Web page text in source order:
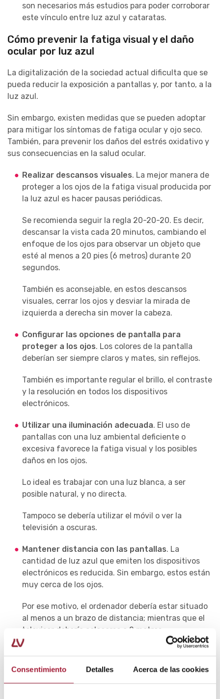
Consentimiento Detalles Acerca de las cookies
son necesarios más estudios para poder corroborar
este vínculo entre luz azul y cataratas.
Cómo prevenir la fatiga visual y el daño
ocular por luz azul
La digitalización de la sociedad actual dificulta que se
pueda reducir la exposición a pantallas y, por tanto, a la
luz azul.
Sin embargo, existen medidas que se pueden adoptar
para mitigar los síntomas de fatiga ocular y ojo seco.
También, para prevenir los daños del estrés oxidativo y
sus consecuencias en la salud ocular.
Realizar descansos visuales. La mejor manera de
proteger a los ojos de la fatiga visual producida por
la luz azul es hacer pausas periódicas.
Se recomienda seguir la regla 20-20-20. Es decir,
descansar la vista cada 20 minutos, cambiando el
enfoque de los ojos para observar un objeto que
esté al menos a 20 pies (6 metros) durante 20
segundos.
También es aconsejable, en estos descansos
visuales, cerrar los ojos y desviar la mirada de
izquierda a derecha sin mover la cabeza.
Configurar las opciones de pantalla para
proteger a los ojos. Los colores de la pantalla
deberían ser siempre claros y mates, sin reflejos.
También es importante regular el brillo, el contraste
y la resolución en todos los dispositivos
electrónicos.
Utilizar una iluminación adecuada. El uso de
pantallas con una luz ambiental deficiente o
excesiva favorece la fatiga visual y los posibles
daños en los ojos.
Lo ideal es trabajar con una luz blanca, a ser
posible natural, y no directa.
Tampoco se debería utilizar el móvil o ver la
televisión a oscuras.
Mantener distancia con las pantallas. La
cantidad de luz azul que emiten los dispositivos
electrónicos es reducida. Sin embargo, estos están
muy cerca de los ojos.
Por ese motivo, el ordenador debería estar situado
al menos a un brazo de distancia; mientras que el
televisor debería colocarse a 2 metros.
pueden
dispositivos electrónicos.